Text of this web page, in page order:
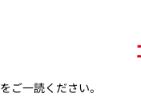
をご一読ください。